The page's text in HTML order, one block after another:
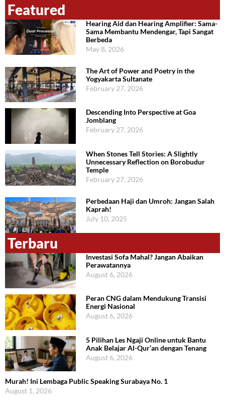
Featured
Hearing Aid dan Hearing Amplifier: Sama-
Sama Membantu Mendengar, Tapi Sangat
Berbeda
May 8, 2026
The Art of Power and Poetry in the
Yogyakarta Sultanate
February 27, 2026
Descending Into Perspective at Goa
Jomblang
February 27, 2026
When Stones Tell Stories: A Slightly
Unnecessary Reflection on Borobudur
Temple
February 27, 2026
Perbedaan Haji dan Umroh: Jangan Salah
Kaprah!
July 10, 2025
Terbaru
Investasi Sofa Mahal? Jangan Abaikan
Perawatannya
August 6, 2026
Peran CNG dalam Mendukung Transisi
Energi Nasional
August 6, 2026
5 Pilihan Les Ngaji Online untuk Bantu
Anak Belajar Al-Qur’an dengan Tenang
August 6, 2026
Murah! Ini Lembaga Public Speaking Surabaya No. 1
August 1, 2026